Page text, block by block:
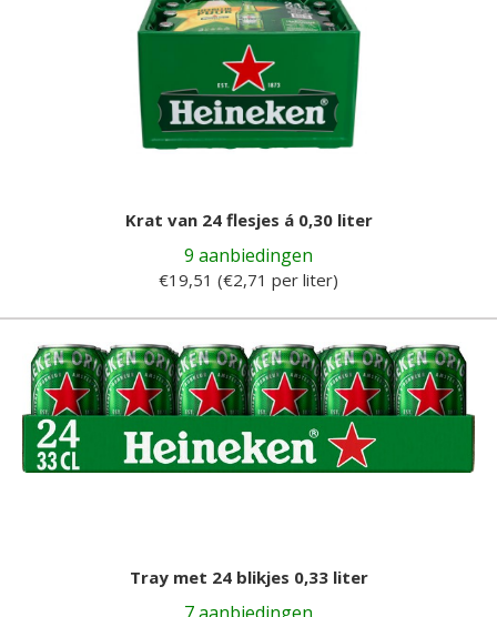
Krat van 24 flesjes á 0,30 liter
9 aanbiedingen
€19,51 (€2,71 per liter)
Tray met 24 blikjes 0,33 liter